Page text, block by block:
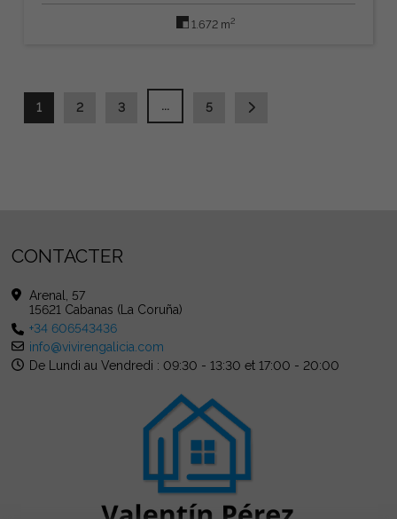
1.672 m2
1 2 3 ... 5
CONTACTER
Arenal, 57
15621 Cabanas (La Coruña)
+34 606543436
info@vivirengalicia.com
De Lundi au Vendredi : 09:30 - 13:30 et 17:00 - 20:00